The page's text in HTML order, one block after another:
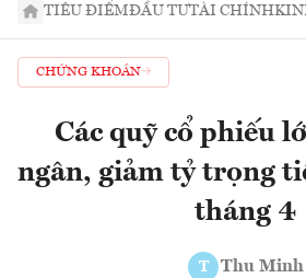
TIÊU ĐIỂMĐẦU TƯTÀI CHÍNH
CHỨNG KHOÁN
Các quỹ cổ phiếu
ngân, giảm tỷ trọng
tháng 4
T Thu Minh